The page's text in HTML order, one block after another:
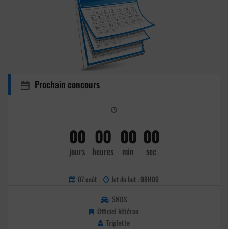
Prochain concours
00
jours
00
heures
00
min
00
sec
07 août Jet du but : 08H00
SNOS
Officiel Vétéran
Triplette